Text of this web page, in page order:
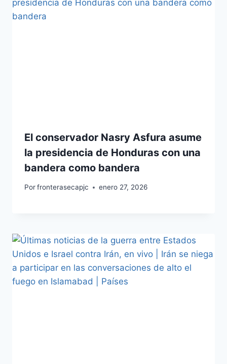
El conservador Nasry Asfura asume
la presidencia de Honduras con una
bandera como bandera
Porfronterasecapjc enero 27, 2026